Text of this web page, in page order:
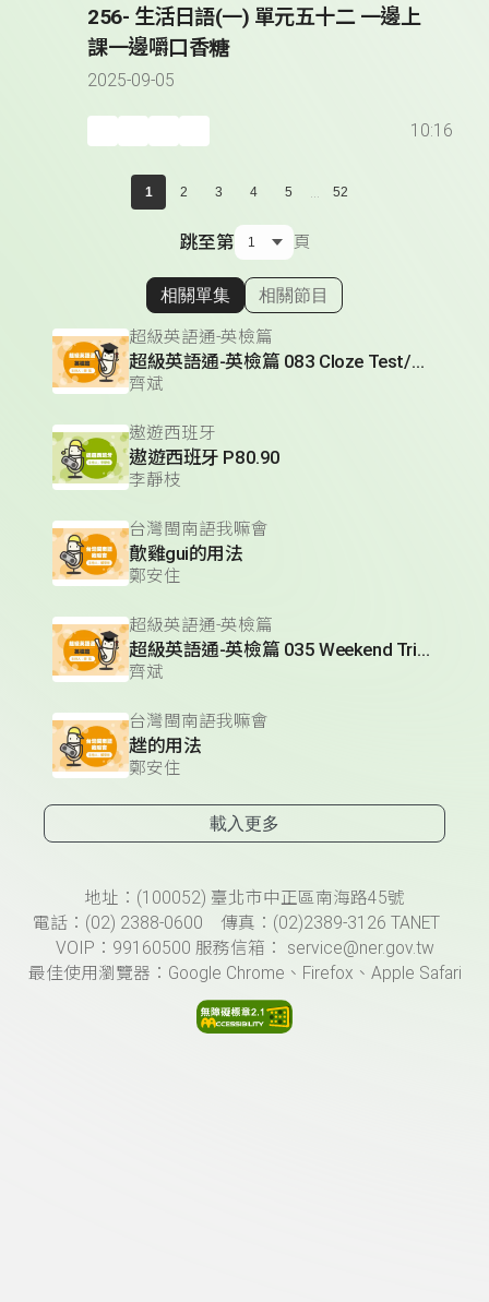
256- 生活日語(一) 單元五十二 一邊上
課一邊嚼口香糖
2025-09-05
10:16
1 2 3 4 5 ... 52
跳至第 頁
顯示相關單集
相關單集 相關節目
超級英語通-英檢篇
超級英語通-英檢篇 083 Cloze Test/段落填空-13
齊斌
遨遊西班牙
遨遊西班牙 P80.90
李靜枝
台灣閩南語我嘛會
歕雞gui的用法
鄭安住
超級英語通-英檢篇
超級英語通-英檢篇 035 Weekend Trip- 週末旅遊
齊斌
台灣閩南語我嘛會
趖的用法
鄭安住
載入更多
頁尾資訊地址：(100052) 臺北市中正區南海路45號
電話：(02) 2388-0600 傳真：(02)2389-3126 TANET
VOIP：99160500 服務信箱： service@ner.gov.tw
最佳使用瀏覽器：Google Chrome、Firefox、Apple Safari